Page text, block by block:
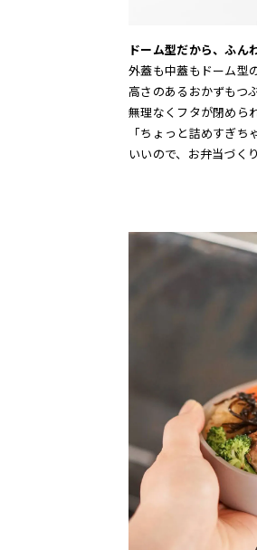
ドーム型だから、ふん
外蓋も中蓋もドーム型
高さのあるおかずもつ
無理なくフタが閉めら
「ちょっと詰めすぎ
いいので、お弁当づく